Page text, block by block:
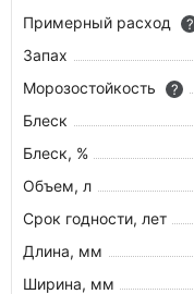
Примерный расход
?
Запах
Морозостойкость
?
Блеск
Блеск, %
Объем, л
Срок годности, лет
Длина, мм
Ширина, мм